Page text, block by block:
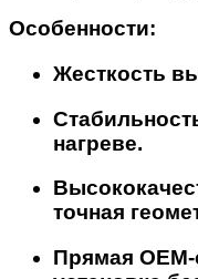
Особенности:
Жесткость
нагреве.
точная
Прямая